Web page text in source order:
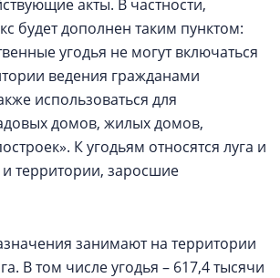
акты. В частности,
будет дополнен таким пунктом:
угодья не могут включаться
ведения гражданами
использоваться для
домов, жилых домов,
К угодьям относятся луга и
территории, заросшие
занимают на территории
В том числе угодья – 617,4 тысячи